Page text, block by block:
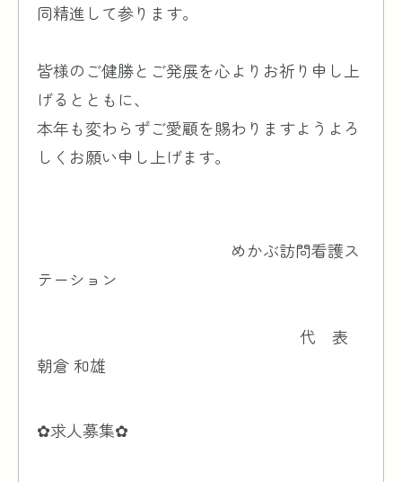
同精進して参ります。
皆様のご健勝とご発展を心よりお祈り申し上
げるとともに、
本年も変わらずご愛顧を賜わりますようよろ
しくお願い申し上げます。
めかぶ訪問看護ス
テーション
代 表
朝倉 和雄
✿求人募集✿